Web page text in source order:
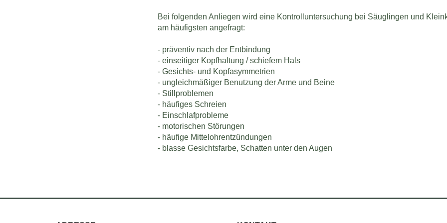
Bei folgenden Anliegen wird eine Kontrolluntersuchung bei Säuglingen und
am häufigsten angefragt:
- präventiv nach der Entbindung
- einseitiger Kopfhaltung / schiefem Hals
- Gesichts- und Kopfasymmetrien
- ungleichmäßiger Benutzung der Arme und Beine
- Stillproblemen
- häufiges Schreien
- Einschlafprobleme
- motorischen Störungen
- häufige Mittelohrentzündungen
- blasse Gesichtsfarbe, Schatten unter den Augen